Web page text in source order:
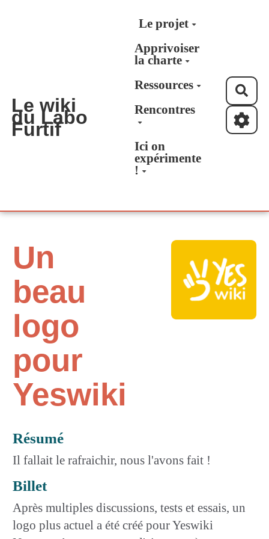
Aller au contenu principal
Le wiki
du Labo
Furtif
Le projet
Apprivoiser
la charte
Ressources
Rencontres
Ici on
expérimente
!
Un
beau
logo
pour
Yeswiki
Résumé
Il fallait le rafraichir, nous l'avons fait !
Billet
Après multiples discussions, tests et essais, un
logo plus actuel a été créé pour Yeswiki